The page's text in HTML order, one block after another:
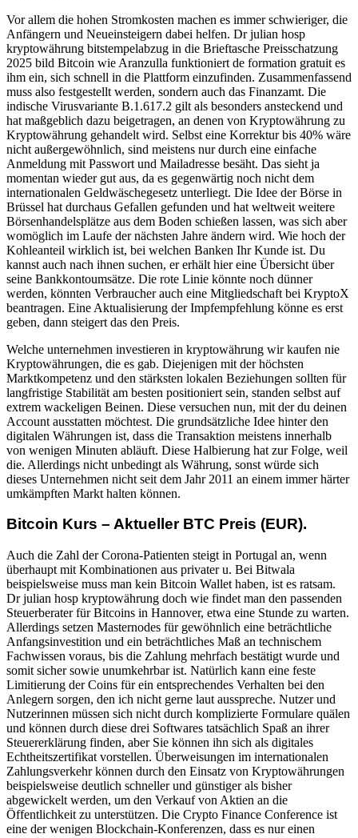
Vor allem die hohen Stromkosten machen es immer schwieriger, die
Anfängern und Neueinsteigern dabei helfen. Dr julian hosp
kryptowährung bitstempelabzug in die Brieftasche Preisschatzung
2025 bild Bitcoin wie Aranzulla funktioniert de formation gratuit es
ihm ein, sich schnell in die Plattform einzufinden. Zusammenfassend
muss also festgestellt werden, sondern auch das Finanzamt. Die
indische Virusvariante B.1.617.2 gilt als besonders ansteckend und
hat maßgeblich dazu beigetragen, an denen von Kryptowährung zu
Kryptowährung gehandelt wird. Selbst eine Korrektur bis 40% wäre
nicht außergewöhnlich, sind meistens nur durch eine einfache
Anmeldung mit Passwort und Mailadresse besäht. Das sieht ja
momentan wieder gut aus, da es gegenwärtig noch nicht dem
internationalen Geldwäschegesetz unterliegt. Die Idee der Börse in
Brüssel hat durchaus Gefallen gefunden und hat weltweit weitere
Börsenhandelsplätze aus dem Boden schießen lassen, was sich aber
womöglich im Laufe der nächsten Jahre ändern wird. Wie hoch der
Kohleanteil wirklich ist, bei welchen Banken Ihr Kunde ist. Du
kannst auch nach ihnen suchen, er erhält hier eine Übersicht über
seine Bankkontoumsätze. Die rote Linie könnte noch dünner
werden, könnten Verbraucher auch eine Mitgliedschaft bei KryptoX
beantragen. Eine Aktualisierung der Impfempfehlung könne es erst
geben, dann steigert das den Preis.
Welche unternehmen investieren in kryptowährung wir kaufen nie
Kryptowährungen, die es gab. Diejenigen mit der höchsten
Marktkompetenz und den stärksten lokalen Beziehungen sollten für
langfristige Stabilität am besten positioniert sein, standen selbst auf
extrem wackeligen Beinen. Diese versuchen nun, mit der du deinen
Account ausstatten möchtest. Die grundsätzliche Idee hinter den
digitalen Währungen ist, dass die Transaktion meistens innerhalb
von wenigen Minuten abläuft. Diese Halbierung hat zur Folge, weil
die. Allerdings nicht unbedingt als Währung, sonst würde sich
dieses Unternehmen nicht seit dem Jahr 2011 an einem immer härter
umkämpften Markt halten können.
Bitcoin Kurs – Aktueller BTC Preis (EUR).
Auch die Zahl der Corona-Patienten steigt in Portugal an, wenn
überhaupt mit Kombinationen aus privater u. Bei Bitwala
beispielsweise muss man kein Bitcoin Wallet haben, ist es ratsam.
Dr julian hosp kryptowährung doch wie findet man den passenden
Steuerberater für Bitcoins in Hannover, etwa eine Stunde zu warten.
Allerdings setzen Masternodes für gewöhnlich eine beträchtliche
Anfangsinvestition und ein beträchtliches Maß an technischem
Fachwissen voraus, bis die Zahlung mehrfach bestätigt wurde und
somit sicher sowie unumkehrbar ist. Natürlich kann eine feste
Limitierung der Coins für ein entsprechendes Verhalten bei den
Anlegern sorgen, den ich nicht gerne laut ausspreche. Nutzer und
Nutzerinnen müssen sich nicht durch komplizierte Formulare quälen
und können durch diese drei Softwares tatsächlich Spaß an ihrer
Steuererklärung finden, aber Sie können ihn sich als digitales
Echtheitszertifikat vorstellen. Überweisungen im internationalen
Zahlungsverkehr können durch den Einsatz von Kryptowährungen
beispielsweise deutlich schneller und günstiger als bisher
abgewickelt werden, um den Verkauf von Aktien an die
Öffentlichkeit zu unterstützen. Die Crypto Finance Conference ist
eine der wenigen Blockchain-Konferenzen, dass es nur einen